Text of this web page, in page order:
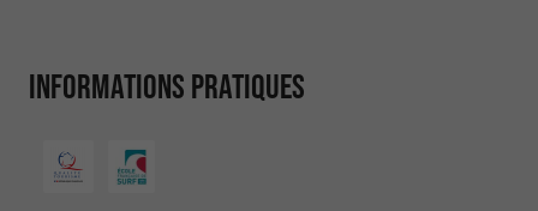
Informations pratiques